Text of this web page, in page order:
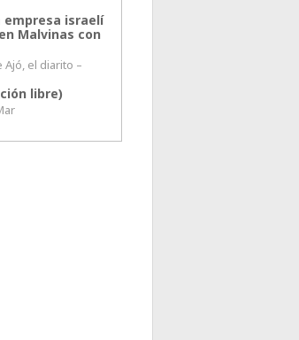
empresa israelí
Malvinas con
Ajó, el diarito –
libre)